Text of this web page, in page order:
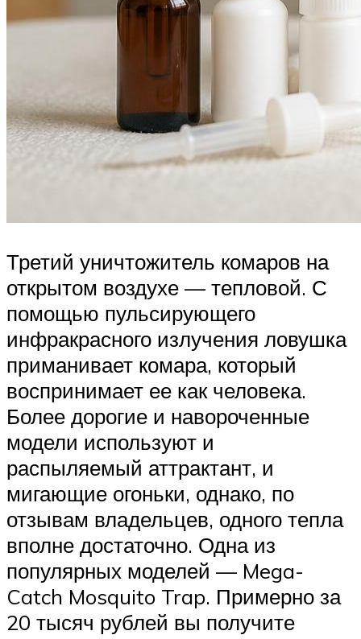
Третий уничтожитель комаров на
открытом воздухе — тепловой. С
помощью пульсирующего
инфракрасного излучения ловушка
приманивает комара, который
воспринимает ее как человека.
Более дорогие и навороченные
модели используют и
распыляемый аттрактант, и
мигающие огоньки, однако, по
отзывам владельцев, одного тепла
вполне достаточно. Одна из
популярных моделей — Mega-
Catch Mosquito Trap. Примерно за
20 тысяч рублей вы получите